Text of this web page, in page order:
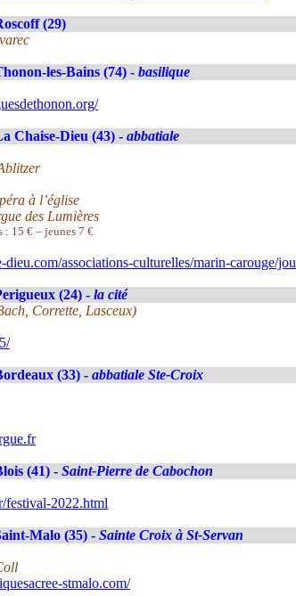
(29)
les-Bains (74) - basilique
Chaise-Dieu (43) - abbatiale
à l’église
des Lumières
: 15 € – jeunes 7 €
associations-culturelles/marin-carouge/
(24) - la cité
Corrette, Lasceux)
(33) - abbatiale Ste-Croix
(41) - Saint-Pierre de Cabochon
festival-2022.html
Malo (35) - Sainte Croix à St-Servan
stmalo.com/